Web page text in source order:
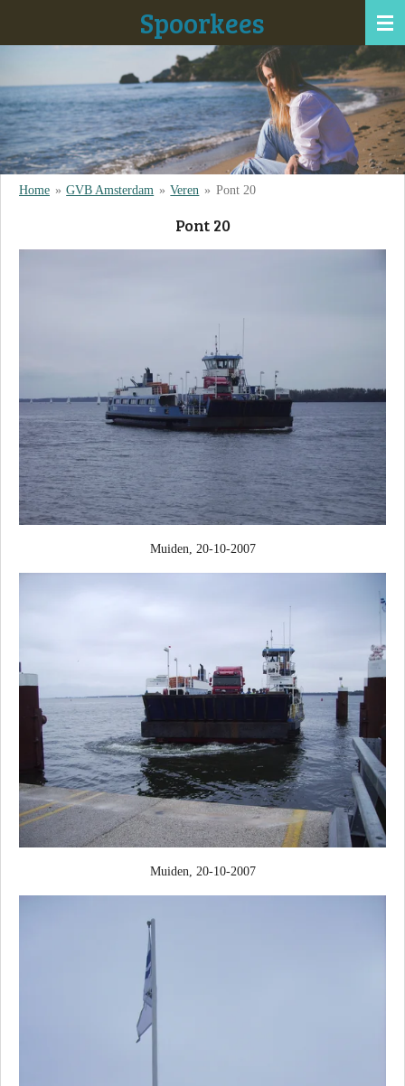
de
hoofdinhoud
Spoorkees
Home » GVB Amsterdam » Veren » Pont 20
Pont 20
Muiden, 20-10-2007
Muiden, 20-10-2007